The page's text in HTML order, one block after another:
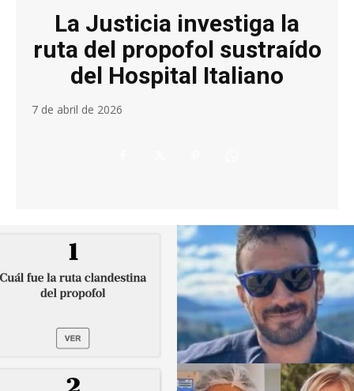
La Justicia investiga la
ruta del propofol sustraído
del Hospital Italiano
7 de abril de 2026